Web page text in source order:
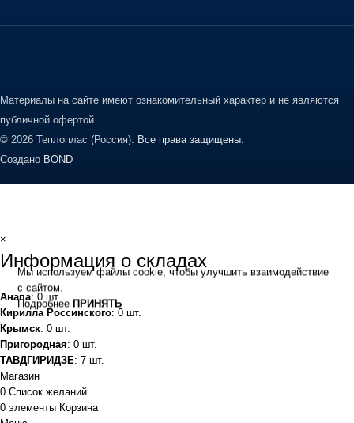
Материалы на сайте имеют ознакомительный характер и не являются
публичной офертой.
© 2026 Теплоплас (Россия). Все права защищены.
Создано BOND
Мы используем файлы cookie, чтобы улучшить взаимодействие
с сайтом.
Подробнее ПРИНЯТЬ
×
Информация о складах
Анапа: 0 шт.
Кирилла Россинского: 0 шт.
Крымск: 0 шт.
Пригородная: 0 шт.
ТАВДГИРИДЗЕ: 7 шт.
Магазин
0 Список желаний
0 элементы Корзина